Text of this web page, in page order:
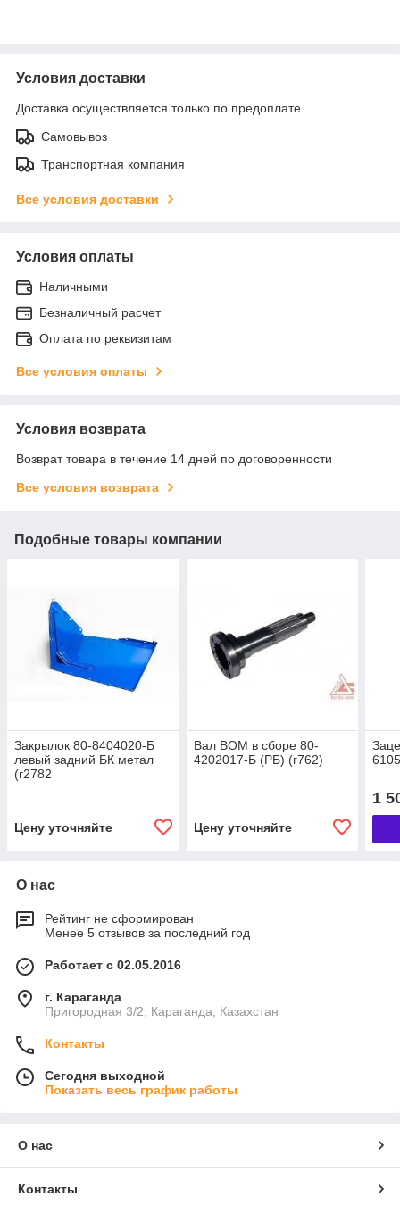
Условия доставки
Доставка осуществляется только по предоплате.
Самовывоз
Транспортная компания
Все условия доставки
Условия оплаты
Наличными
Безналичный расчет
Оплата по реквизитам
Все условия оплаты
Условия возврата
Возврат товара в течение 14 дней по договоренности
Все условия возврата
Подобные товары компании
Закрылок 80-8404020-Б
левый задний БК метал
(г2782
Цену уточняйте
Вал ВОМ в сборе 80-
4202017-Б (РБ) (г762)
Цену уточняйте
1
О нас
Рейтинг не сформирован
Менее 5 отзывов за последний год
Работает с 02.05.2016
г. Караганда
Пригородная 3/2, Караганда, Казахстан
Контакты
Сегодня выходной
Показать весь график работы
О нас
Контакты